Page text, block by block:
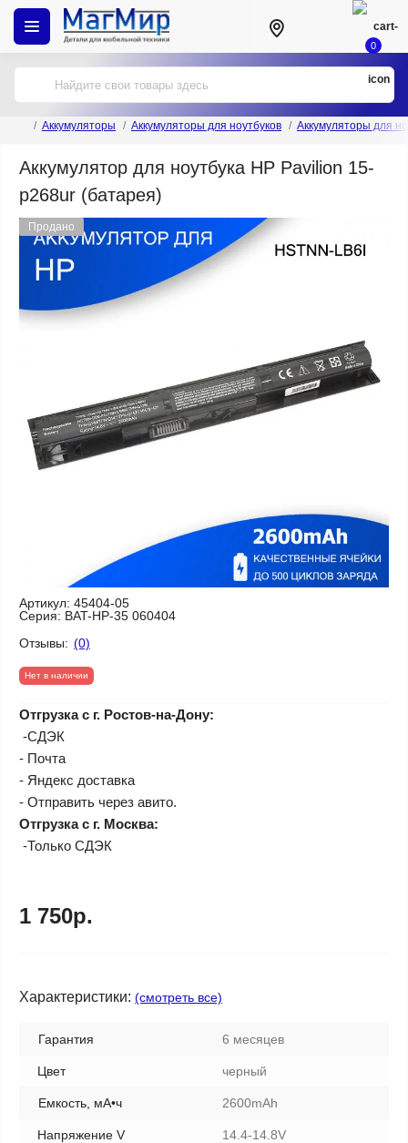
0
Аккумуляторы Аккумуляторы для ноутбуков Аккумуляторы для
Аккумулятор для ноутбука HP Pavilion 15-
p268ur (батарея)
Продано
Артикул: 45404-05
Серия: BAT-HP-35 060404
Отзывы: (0)
Нет в наличии
Отгрузка с г. Ростов-на-Дону:
-СДЭК
- Почта
- Яндекс доставка
- Отправить через авито.
Отгрузка с г. Москва:
-Только СДЭК
1 750р.
Характеристики: (смотреть все)
Гарантия 6 месяцев
Цвет черный
Емкость, мА•ч 2600mAh
Напряжение V 14.4-14.8V